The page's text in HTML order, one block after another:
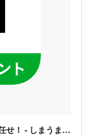
‎写真プリント・現像・印刷はお任せ！ - しまうまプリント